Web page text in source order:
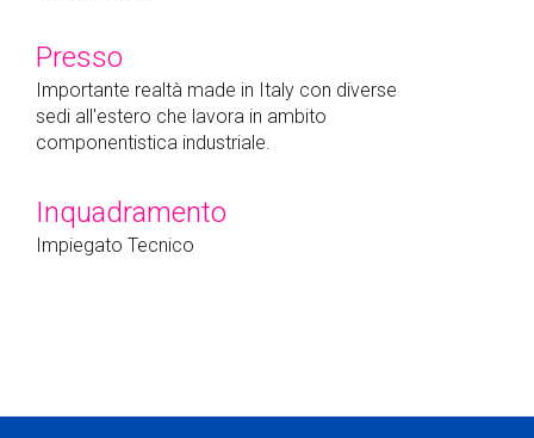
Presso
Importante realtà made in Italy con diverse
sedi all'estero che lavora in ambito
componentistica industriale.
Inquadramento
Impiegato Tecnico